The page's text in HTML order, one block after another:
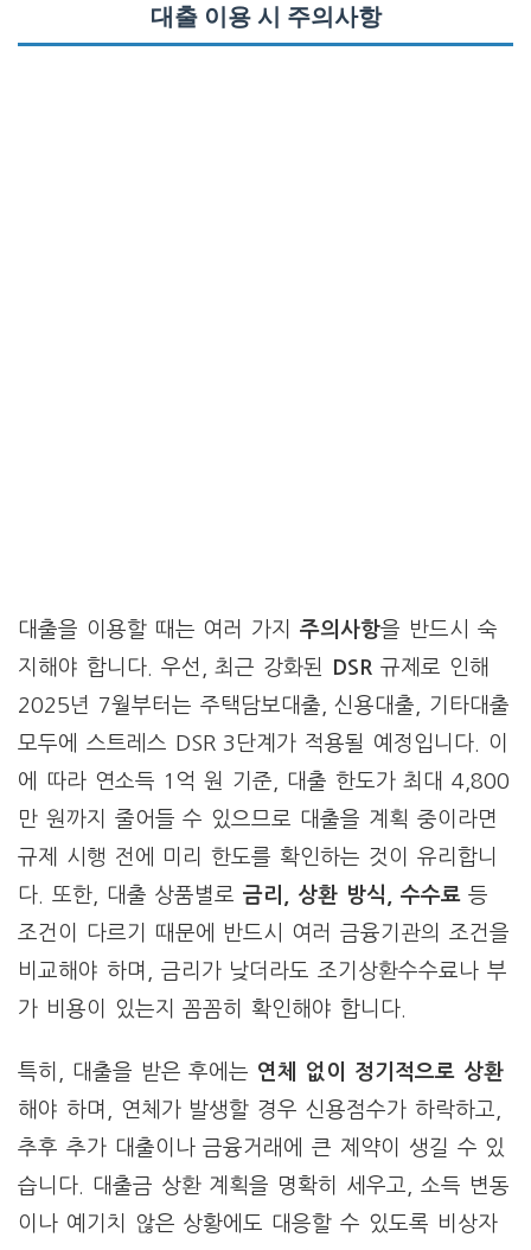
대출 이용 시 주의사항
대출을 이용할 때는 여러 가지주의사항을 반드시 숙
지해야 합니다. 우선, 최근 강화된
DSR 규제로 인해
2025년 7월부터는 주택담보대출, 신용대출, 기타대출
모두에 스트레스 DSR 3단계가 적용될 예정입니다. 이
에 따라 연소득 1억 원 기준, 대출 한도가 최대 4,800
만 원까지 줄어들 수 있으므로 대출을 계획 중이라면
규제 시행 전에 미리 한도를 확인하는 것이 유리합니
다. 또한, 대출 상품별로금리, 상환 방식, 수수료등
조건이 다르기 때문에 반드시 여러 금융기관의 조건을
비교해야 하며, 금리가 낮더라도 조기상환수수료나 부
가 비용이 있는지 꼼꼼히 확인해야 합니다.
특히, 대출을 받은 후에는 연체 없이 정기적으로 상환
해야 하며, 연체가 발생할 경우 신용점수가 하락하고,
추후 추가 대출이나 금융거래에 큰 제약이 생길 수 있
습니다. 대출금 상환 계획을 명확히 세우고, 소득 변동
이나 예기치 않은 상황에도 대응할 수 있도록 비상자